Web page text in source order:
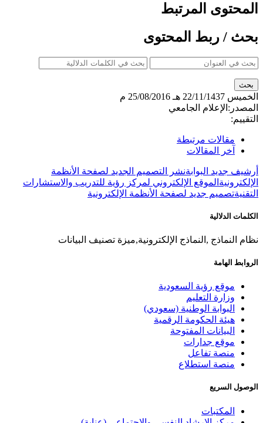
المحتوى المرتبط
بحث / ربط المحتوى
الخميس 22/11/1437 هـ
25/08/2016 م
المصدر: الإعلام الجامعي
التقييم:
مقالات مرتبطة
آخر المقالات
أرشيف جديد البوابةنشر التصميم الجديد لصفحة الأنظمة
الإلكترونية الموقع الإلكتروني لمركز رؤية للتدريب والاستشارات
التقنيةتصميم جديد لصفحة الأنظمة الإلكترونية
الكلمات الدلالية
نظام النماذج ,النماذج الإلكترونية,ميزة تصنيف البيانات
الروابط الهامة
موقع رؤية السعودية
وزارة التعليم
البوابة الوطنية (سعودي)
هيئة الحكومة الرقمية
البيانات المفتوحة
موقع جدارات
منصة تفاعل
منصة استطلاع
الوصول السريع
المكتبات